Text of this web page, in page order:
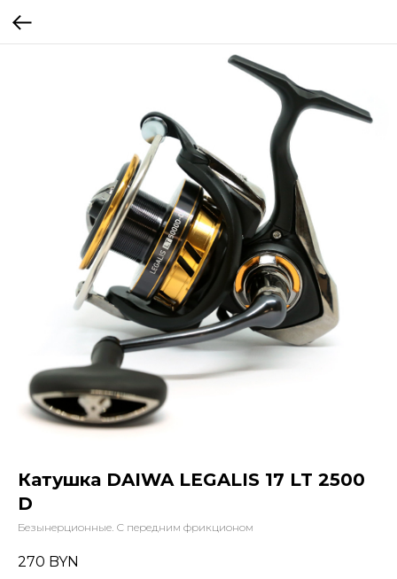
Катушка DAIWA LEGALIS 17 LT 2500
D
Безынерционные. С передним фрикционом
270 BYN